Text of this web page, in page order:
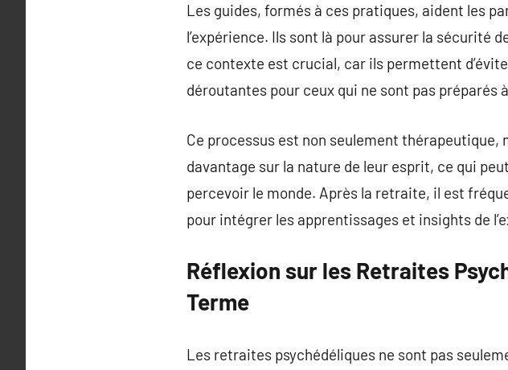
Les guides, formés à ces pratiques, aident les
l’expérience. Ils sont là pour assurer la sécurité
ce contexte est crucial, car ils permettent
déroutantes pour ceux qui ne sont pas
Ce processus est non seulement
davantage sur la nature de leur esprit, ce qui
percevoir le monde. Après la retraite, il est
pour intégrer les apprentissages et insights de
Réflexion sur les Retraites
Terme
Les retraites psychédéliques ne sont pas